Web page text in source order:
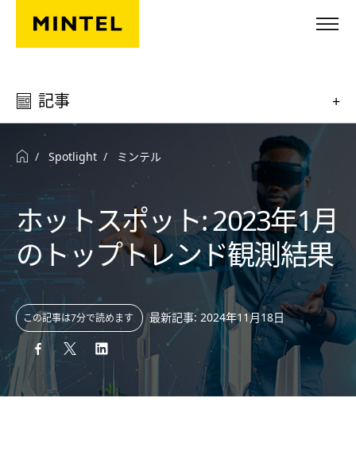
Skip to main content
記事 +
Spotlight ミンテル
ホットスポット: 2023年1月
のトップトレンド観測結果
この記事は7分で読めます 最新記事: 2024年11月18日